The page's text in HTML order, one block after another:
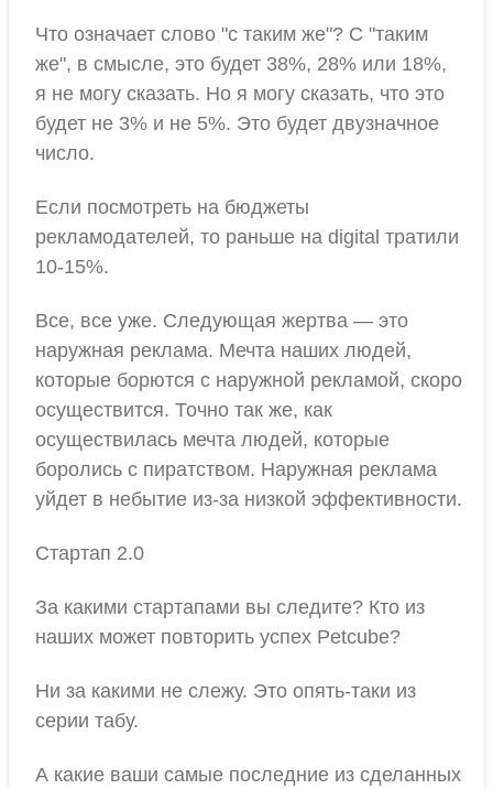
Что означает слово "с таким же"? С "таким
же", в смысле, это будет 38%, 28% или 18%,
я не могу сказать. Но я могу сказать, что это
будет не 3% и не 5%. Это будет двузначное
число.
Если посмотреть на бюджеты
рекламодателей, то раньше на digital тратили
10-15%.
Все, все уже. Следующая жертва — это
наружная реклама. Мечта наших людей,
которые борются с наружной рекламой, скоро
осуществится. Точно так же, как
осуществилась мечта людей, которые
боролись с пиратством. Наружная реклама
уйдет в небытие из-за низкой эффективности.
Стартап 2.0
За какими стартапами вы следите? Кто из
наших может повторить успех Petcube?
Ни за какими не слежу. Это опять-таки из
серии табу.
А какие ваши самые последние из сделанных